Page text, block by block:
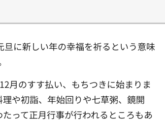
に新しい年の幸福を祈るという意味
月のすす払い、もちつきに始まりま
や初詣、年始回りや七草粥、鏡開
って正月行事が行われるところもあ